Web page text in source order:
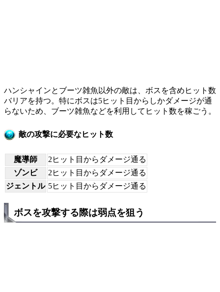
ハンシャインとブーツ雑魚以外の敵は、ボスを含めヒット数
バリアを持つ。特にボスは5ヒット目からしかダメージが通
らないため、ブーツ雑魚などを利用してヒット数を稼ごう。
敵の攻撃に必要なヒット数
魔導師
2ヒット目からダメージ通る
ゾンビ
2ヒット目からダメージ通る
ジェントル 5ヒット目からダメージ通る
ボスを攻撃する際は弱点を狙う